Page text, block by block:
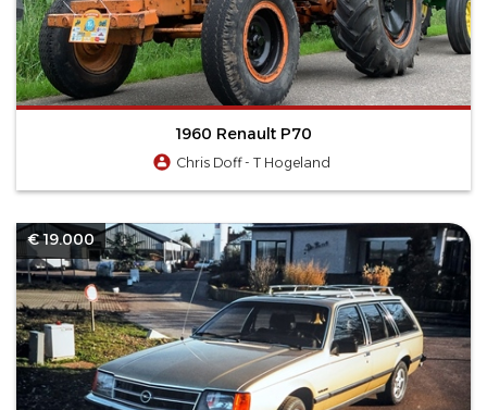
1960 Renault P70
Chris Doff - T Hogeland
€ 19.000